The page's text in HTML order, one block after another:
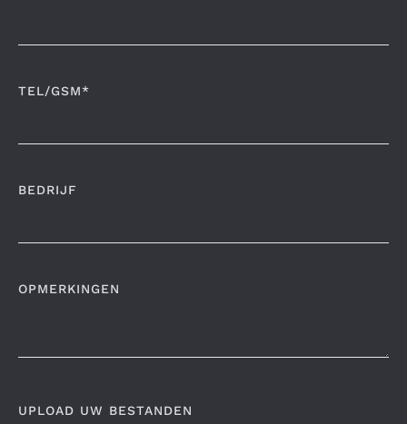
TEL/GSM*
BEDRIJF
OPMERKINGEN
UPLOAD UW BESTANDEN